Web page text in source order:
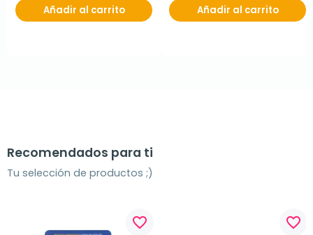
Añadir al carrito Añadir al carrito
Recomendados para ti
Tu selección de productos ;)
favorite_border favorite_border